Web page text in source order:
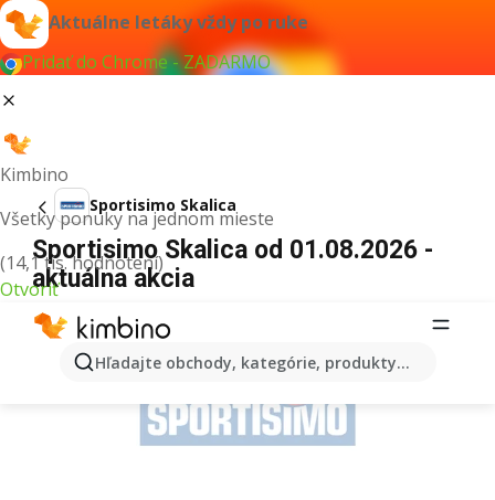
Aktuálne letáky vždy po ruke
Pridať do Chrome - ZADARMO
Kimbino
Všetky ponuky na jednom mieste
(14,1 tis. hodnotení)
Otvoriť
Hľadajte obchody, kategórie, produkty...
Sportisimo Skalica
Sportisimo Skalica od 01.08.2026 -
aktuálna akcia